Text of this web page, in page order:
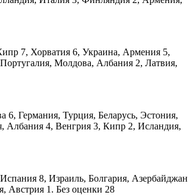
7, Хорватия 6, Украина, Армения 5,
Молдова, Албания 2, Латвия,
6, Германия, Турция, Беларусь, Эстония,
Албания 4, Венгрия 3, Кипр 2, Исландия,
8, Израиль, Болгария, Азербайджан
Австрия 1. Без оценки 28